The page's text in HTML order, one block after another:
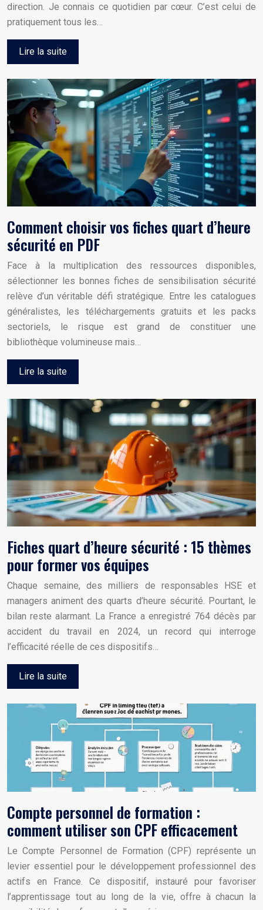
direction. Je connais ce quotidien par cœur. C’est celui de
pratiquement tous les…
Lire la suite
Comment choisir vos fiches quart d’heure
sécurité en PDF
Face à la multiplication des ressources disponibles,
sélectionner les bonnes fiches de sensibilisation sécurité
relève d’un véritable défi stratégique. Entre les catalogues
généralistes, les téléchargements gratuits et les packs
sectoriels, le risque est grand de constituer une
bibliothèque volumineuse mais…
Lire la suite
Fiches quart d’heure sécurité : 15 thèmes
pour former vos équipes
Chaque semaine, des milliers de responsables HSE et
managers animent des quarts d’heure sécurité. Pourtant, le
bilan reste alarmant. La France a enregistré 764 décès par
accident du travail en 2024, un record qui interroge
l’efficacité réelle de ces dispositifs…
Lire la suite
Compte personnel de formation :
comment utiliser son CPF efficacement
Le Compte Personnel de Formation (CPF) représente un
levier essentiel pour le développement professionnel des
actifs en France. Ce dispositif, instauré pour favoriser
l’apprentissage tout au long de la vie, offre à chacun la